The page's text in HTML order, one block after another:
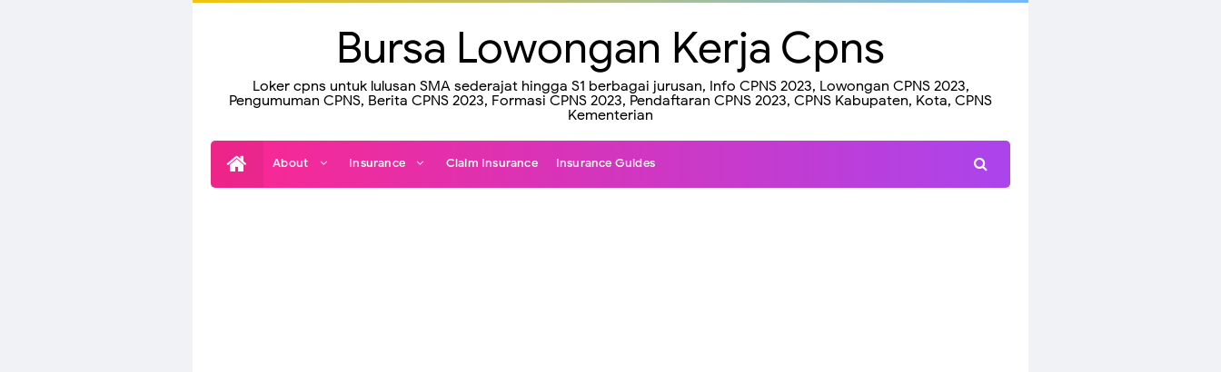
Bursa Lowongan Kerja Cpns
Loker cpns untuk lulusan SMA sederajat hingga S1 berbagai jurusan, Info CPNS 2023, Lowongan CPNS 2023,
Pengumuman CPNS, Berita CPNS 2023, Formasi CPNS 2023, Pendaftaran CPNS 2023, CPNS Kabupaten, Kota, CPNS
Kementerian
About Insurance Claim Insurance Insurance Guides